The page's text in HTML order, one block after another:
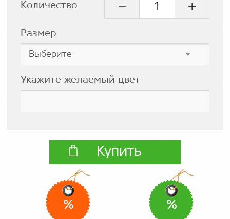
Количество
Размер
Укажите желаемый цвет
Купить
% %